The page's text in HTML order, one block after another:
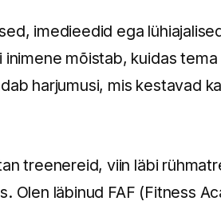
imedieedid ega
mõistab, kuidas
harjumusi, mis kestavad
treenereid, viin läbi
Olen läbinud FAF (Fitness